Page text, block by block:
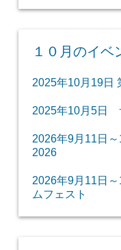
１０月のイベ
2025年10月19日
2025年10月5日
2026年9月11日
2026
2026年9月11日
ムフェスト